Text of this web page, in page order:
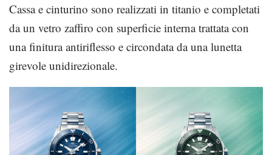
Cassa e cinturino sono realizzati in titanio e completati
da un vetro zaffiro con superficie interna trattata con
una finitura antiriflesso e circondata da una lunetta
girevole unidirezionale.